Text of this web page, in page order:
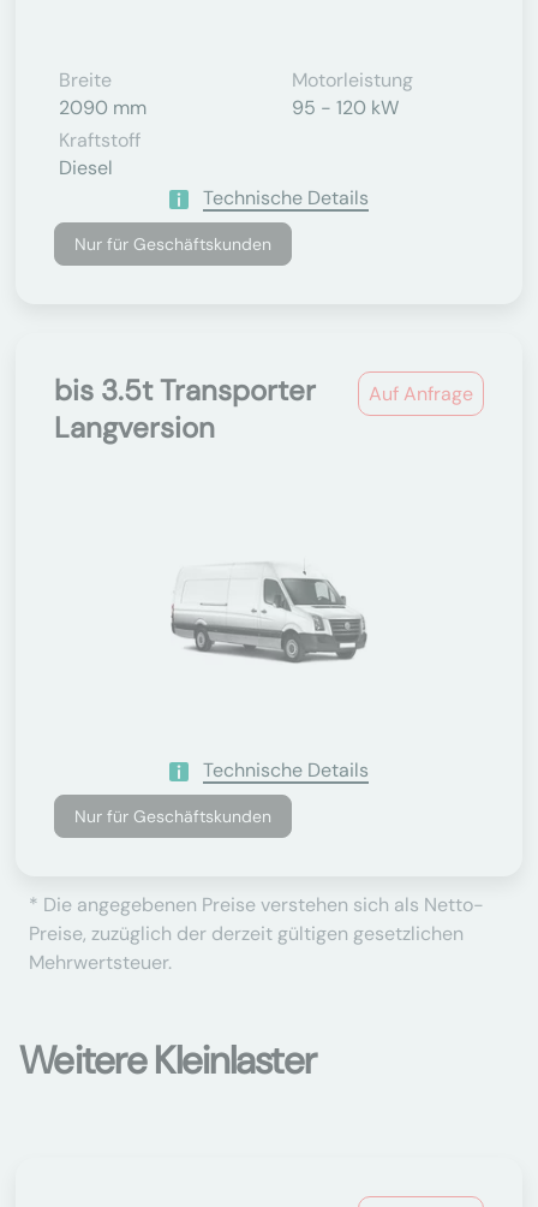
Breite
2090 mm
Motorleistung
95 - 120 kW
Kraftstoff
Diesel
Technische Details
Nur für Geschäftskunden
Auf Anfrage
bis 3.5t Transporter
Langversion
Technische Details
Nur für Geschäftskunden
* Die angegebenen Preise verstehen sich als Netto-
Preise, zuzüglich der derzeit gültigen gesetzlichen
Mehrwertsteuer.
Weitere Kleinlaster